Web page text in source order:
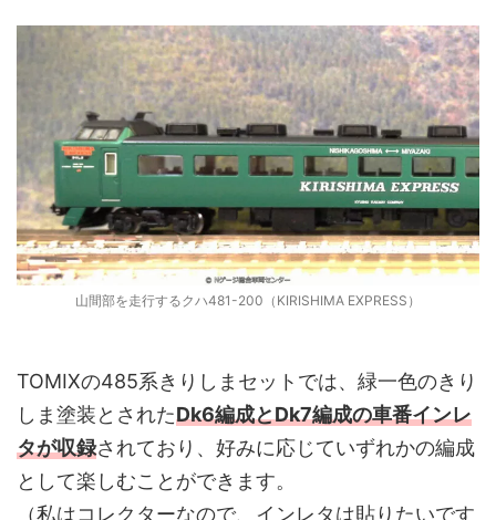
山間部を走行するクハ481-200（KIRISHIMA EXPRESS）
TOMIXの485系きりしまセットでは、緑一色のきり
しま塗装とされたDk6編成とDk7編成の車番インレ
タが収録されており、好みに応じていずれかの編成
として楽しむことができます。
（私はコレクターなので、インレタは貼りたいです